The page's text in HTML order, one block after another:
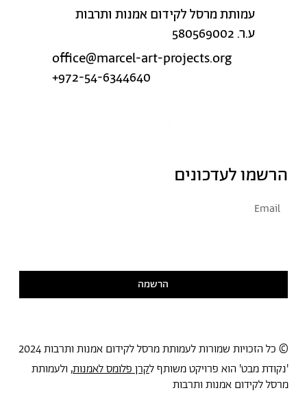
עמותת מרסל לקידום אמנות ותרבות
ע.ר. 580569002
office@marcel-art-projects.org
+972-54-6344640
הרשמו לעדכונים
הרשמה
© כל הזכויות שמורות לעמותת מרסל לקידום אמנות ותרבות 2024
'נקודת מבט' הוא פרויקט משותף לקרן פלומס לאמנות, ולעמותת
מרסל לקידום אמנות ותרבות